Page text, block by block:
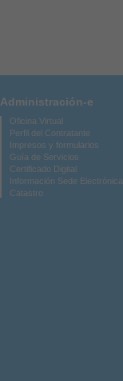
Administración-e
Oficina Virtual
Perfil del Contratante
Impresos y formularios
Guía de Servicios
Certificado Digital
Información Sede Electrónica
Catastro